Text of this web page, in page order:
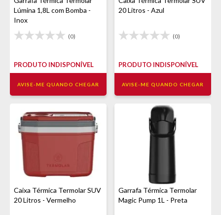
Lúmina 1,8L com Bomba -
Inox
(0)
PRODUTO INDISPONÍVEL
AVISE-ME QUANDO CHEGAR
20 Litros - Azul
(0)
PRODUTO INDISPONÍVEL
AVISE-ME QUANDO CHEGAR
Caixa Térmica Termolar SUV
20 Litros - Vermelho
Garrafa Térmica Termolar
Magic Pump 1L - Preta